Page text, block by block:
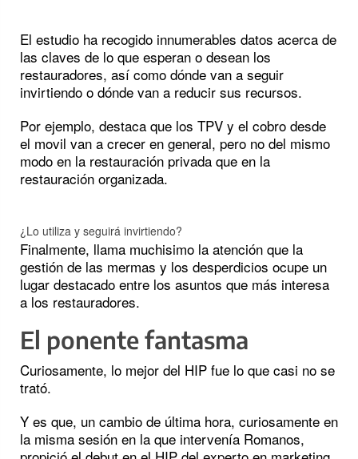
El estudio ha recogido innumerables datos acerca de
las claves de lo que esperan o desean los
restauradores, así como dónde van a seguir
invirtiendo o dónde van a reducir sus recursos.
Por ejemplo, destaca que los TPV y el cobro desde
el movil van a crecer en general, pero no del mismo
modo en la restauración privada que en la
restauración organizada.
¿Lo utiliza y seguirá invirtiendo?
Finalmente, llama muchisimo la atención que la
gestión de las mermas y los desperdicios ocupe un
lugar destacado entre los asuntos que más interesa
a los restauradores.
El ponente fantasma
Curiosamente, lo mejor del HIP fue lo que casi no se
trató.
Y es que, un cambio de última hora, curiosamente en
la misma sesión en la que intervenía Romanos,